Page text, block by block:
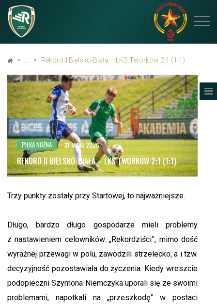
Rekord II Bielsko-Biała – LKS Tworków 2:1 (1:1)
PIŁKA NOŻNA 31 MAJA 2026
REKORD II BIELSKO-BIAŁA – LKS TWORKÓW 2:1 (1:1)
Trzy punkty zostały przy Startowej, to najważniejsze.
Długo, bardzo długo gospodarze mieli problemy
z nastawieniem celowników. „Rekordziści”, mimo dość
wyraźnej przewagi w polu, zawodzili strzelecko, a i tzw.
decyzyjność pozostawiała do życzenia. Kiedy wreszcie
podopieczni Szymona Niemczyka uporali się ze swoimi
problemami, napotkali na „przeszkodę” w postaci